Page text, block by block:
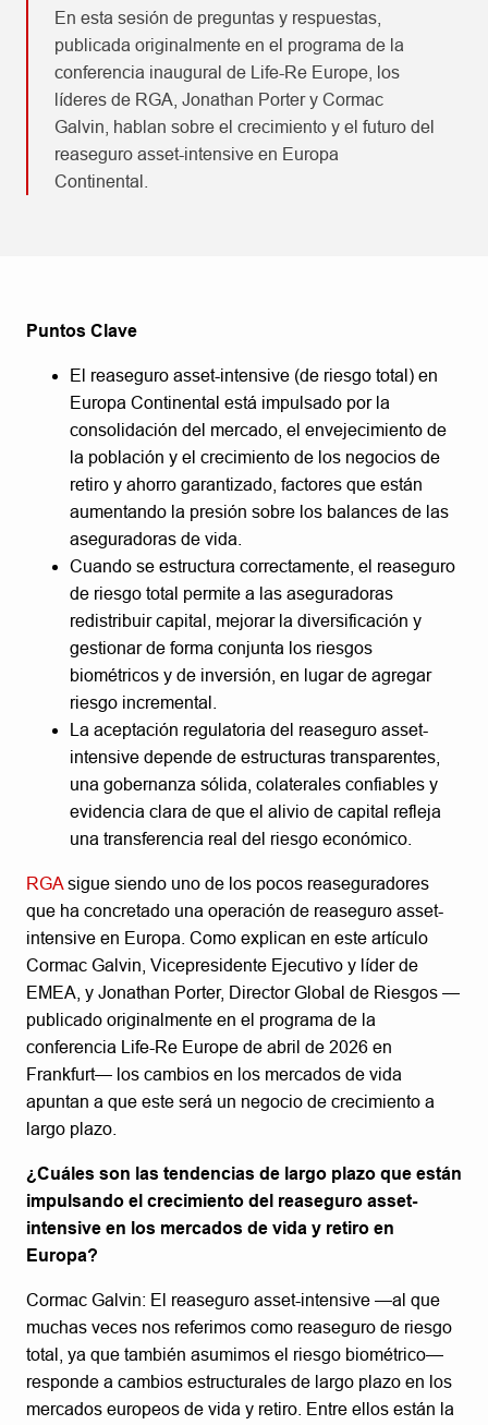
En esta sesión de preguntas y respuestas,
publicada originalmente en el programa de la
conferencia inaugural de Life-Re Europe, los
líderes de RGA, Jonathan Porter y Cormac
Galvin, hablan sobre el crecimiento y el futuro del
reaseguro asset-intensive en Europa
Continental.
Puntos Clave
El reaseguro asset-intensive (de riesgo total) en
Europa Continental está impulsado por la
consolidación del mercado, el envejecimiento de
la población y el crecimiento de los negocios de
retiro y ahorro garantizado, factores que están
aumentando la presión sobre los balances de las
aseguradoras de vida.
Cuando se estructura correctamente, el reaseguro
de riesgo total permite a las aseguradoras
redistribuir capital, mejorar la diversificación y
gestionar de forma conjunta los riesgos
biométricos y de inversión, en lugar de agregar
riesgo incremental.
La aceptación regulatoria del reaseguro asset-
intensive depende de estructuras transparentes,
una gobernanza sólida, colaterales confiables y
evidencia clara de que el alivio de capital refleja
una transferencia real del riesgo económico.
RGAsigue siendo uno de los pocos reaseguradores
que ha concretado una operación de reaseguro asset-
intensive en Europa. Como explican en este artículo
Cormac Galvin, Vicepresidente Ejecutivo y líder de
EMEA, y Jonathan Porter, Director Global de Riesgos —
publicado originalmente en el programa de la
conferencia Life-Re Europe de abril de 2026 en
Frankfurt— los cambios en los mercados de vida
apuntan a que este será un negocio de crecimiento a
largo plazo.
¿Cuáles son las tendencias de largo plazo que están
impulsando el crecimiento del reaseguro asset-
intensive en los mercados de vida y retiro en
Europa?
Cormac Galvin: El reaseguro asset-intensive —al que
muchas veces nos referimos como reaseguro de riesgo
total, ya que también asumimos el riesgo biométrico—
responde a cambios estructurales de largo plazo en los
mercados europeos de vida y retiro. Entre ellos están la